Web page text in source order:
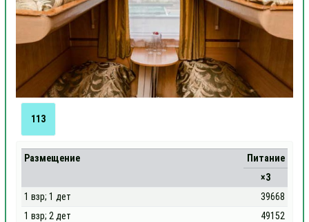
113
Размещение
Питание
×3
1 взр; 1 дет
39668
1 взр; 2 дет
49152